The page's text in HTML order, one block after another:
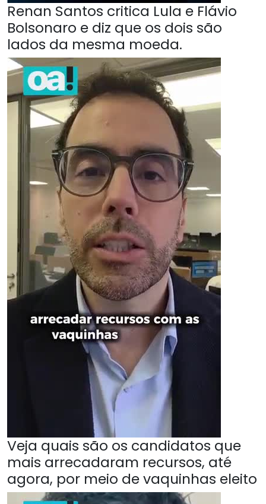
Renan Santos critica Lula e Flávio
Bolsonaro e diz que os dois são
lados da mesma moeda.
Veja quais são os candidatos que
mais arrecadaram recursos, até
agora, por meio de vaquinhas eleito